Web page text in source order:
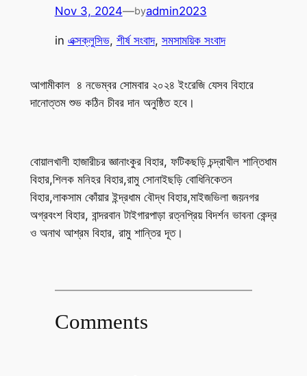
Nov 3, 2024—byadmin2023
in এক্সক্লুসিভ, শীর্ষ সংবাদ, সমসাময়িক সংবাদ
আগামীকাল ৪ নভেম্বর সোমবার ২০২৪ ইংরেজি যেসব বিহারে
দানোত্তম শুভ কঠিন চীবর দান অনুষ্ঠিত হবে।
বোয়ালখালী হাজারীচর জ্ঞানাংকুর বিহার, ফটিকছড়ি চন্দ্রাখীল শান্তিধাম
বিহার,শিলক মনিহর বিহার,রামু সোনাইছড়ি বোধিনিকেতন
বিহার,লাকসাম কোঁয়ার ইন্দ্রধাম বৌদ্ধ বিহার,মাইজভিলা জয়নগর
অগ্রবংশ বিহার, বান্দরবান টাইগারপাড়া রত্নপ্রিয় বিদর্শন ভাবনা কেন্দ্র
ও অনাথ আশ্রম বিহার, রামু শান্তির দূত।
Comments